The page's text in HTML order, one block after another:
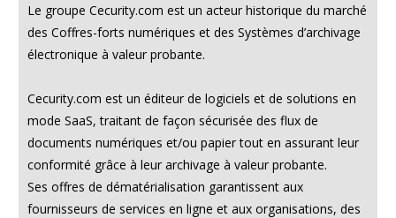
Le groupe Cecurity.com est un acteur historique du marché
des Coffres-forts numériques et des Systèmes d’archivage
électronique à valeur probante.
Cecurity.com est un éditeur de logiciels et de solutions en
mode SaaS, traitant de façon sécurisée des flux de
documents numériques et/ou papier tout en assurant leur
conformité grâce à leur archivage à valeur probante.
Ses offres de dématérialisation garantissent aux
fournisseurs de services en ligne et aux organisations, des